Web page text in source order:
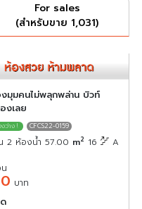
For sales
(สำหรับขาย 1,031)
มุมคนไม่พลุกพล่าน บิวท์
งเลย
CFCS22-0159
2 ห้องน้ำ 57.00 m2 16 A
บาท